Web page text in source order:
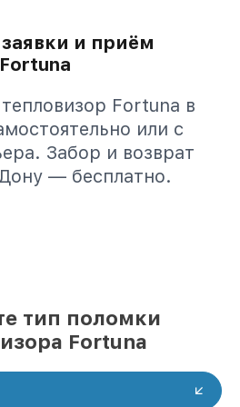
и приём
Fortuna в
или с
Забор и возврат
— бесплатно.
тип поломки
Fortuna